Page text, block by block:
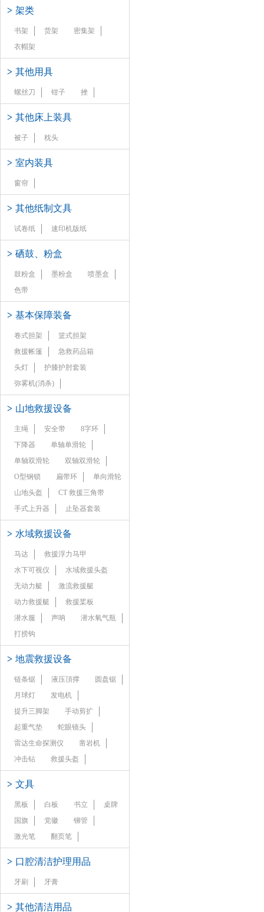
> 架类
书架 货架
密集架
衣帽架
> 其他用具
螺丝刀 钳子 挫
> 其他床上装具
被子 枕头
> 室内装具
窗帘
> 其他纸制文具
试卷纸 速印机版纸
> 硒鼓、粉盒
鼓粉盒 墨粉盒
喷墨盒
色带
> 基本保障装备
卷式担架
篮式担架
救援帐篷
急救药品箱
头灯
护膝护肘套装
弥雾机(消杀)
> 山地救援设备
主绳 安全带
8字环
下降器
单轴单滑轮
单轴双滑轮
双轴双滑轮
O型钢锁
扁带环
单向滑轮
山地头盔
CT 救援三角带
手式上升器
止坠器套装
> 水域救援设备
马达
救援浮力马甲
水下可视仪
水域救援头盔
无动力艇
激流救援艇
动力救援艇
救援桨板
潜水服
声呐
潜水氧气瓶
打捞钩
> 地震救援设备
链条锯 液压頂撑
圆盘锯
月球灯
发电机
提升三脚架
手动剪扩
起重气垫
蛇眼镜头
雷达生命探测仪
凿岩机
冲击钻
救援头盔
> 文具
黑板 白板 书立
桌牌
国旗
党徽
铆管
激光笔
翻页笔
> 口腔清洁护理用品
牙刷 牙膏
> 其他清洁用品